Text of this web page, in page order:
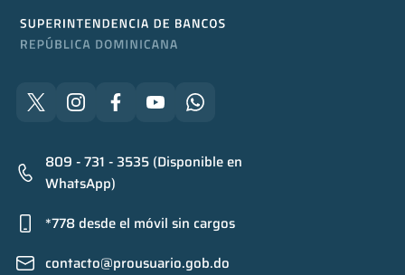
809 - 731 - 3535 (Disponible en
WhatsApp)
*778 desde el móvil sin cargos
contacto@prousuario.gob.do